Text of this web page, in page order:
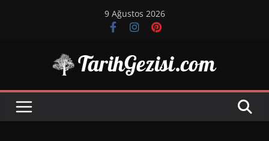
9 Ağustos 2026